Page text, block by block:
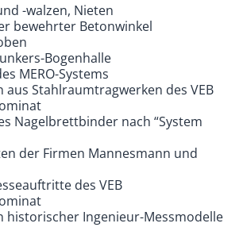
-walzen, Nieten
bewehrter Betonwinkel
Bogenhalle
MERO-Systems
aus Stahlraumtragwerken des VEB
Nagelbrettbinder nach “System
der Firmen Mannesmann und
des VEB
historischer Ingenieur-Messmodelle